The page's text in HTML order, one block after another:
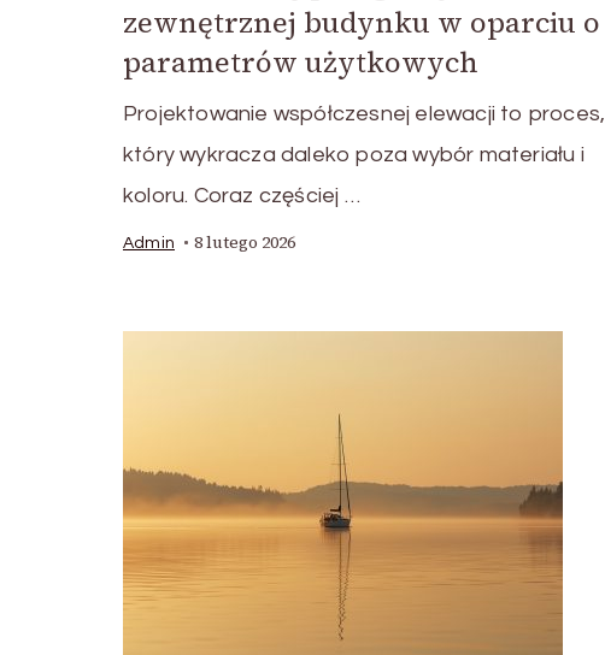
zewnętrznej budynku w oparciu o
parametrów użytkowych
Projektowanie współczesnej elewacji to proces,
który wykracza daleko poza wybór materiału i
koloru. Coraz częściej …
Admin 8 lutego 2026